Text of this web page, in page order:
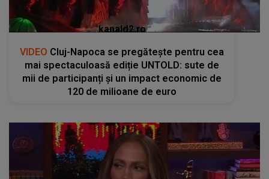
kanald2.ro
VIDEO Cluj-Napoca se pregătește pentru cea
mai spectaculoasă ediție UNTOLD: sute de
mii de participanți și un impact economic de
120 de milioane de euro